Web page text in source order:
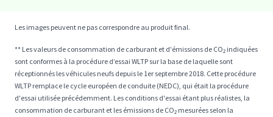
Les images peuvent ne pas correspondre au produit final.
** Les valeurs de consommation de carburant et d'émissions de CO₂ indiquées
sont conformes à la procédure d’essai WLTP sur la base de laquelle sont
réceptionnés les véhicules neufs depuis le 1er septembre 2018. Cette procédure
WLTP remplace le cycle européen de conduite (NEDC), qui était la procédure
d'essai utilisée précédemment. Les conditions d'essai étant plus réalistes, la
consommation de carburant et les émissions de CO₂ mesurées selon la